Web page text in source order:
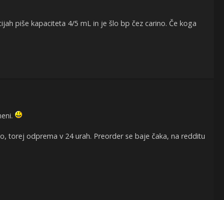
piše kapaciteta 4/5 mL in je šlo bp čez carino. Če koga
torej odprema v 24 urah. Preorder se baje čaka, na redditu